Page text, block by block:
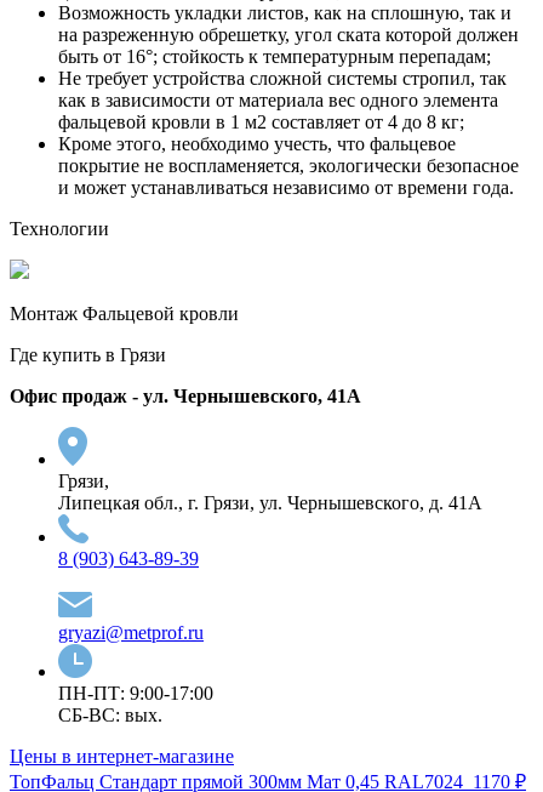
Возможность укладки листов, как на сплошную, так и
на разреженную обрешетку, угол ската которой должен
быть от 16°; стойкость к температурным перепадам;
Не требует устройства сложной системы стропил, так
как в зависимости от материала вес одного элемента
фальцевой кровли в 1 м2 составляет от 4 до 8 кг;
Кроме этого, необходимо учесть, что фальцевое
покрытие не воспламеняется, экологически безопасное
и может устанавливаться независимо от времени года.
Технологии
Монтаж Фальцевой кровли
Где купить в Грязи
Офис продаж - ул. Чернышевского, 41А
Грязи,
Липецкая обл., г. Грязи, ул. Чернышевского, д. 41А
8 (903) 643-89-39
gryazi@metprof.ru
ПН-ПТ: 9:00-17:00
СБ-ВС: вых.
Цены в интернет-магазине
ТопФальц Стандарт прямой 300мм Мат 0,45 RAL7024 1170 ₽